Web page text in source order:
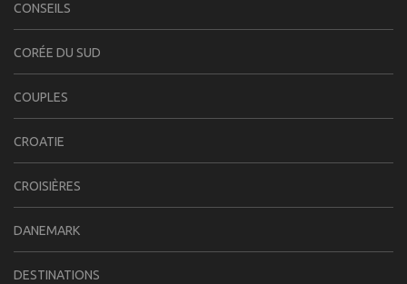
CONSEILS
CORÉE DU SUD
COUPLES
CROATIE
CROISIÈRES
DANEMARK
DESTINATIONS